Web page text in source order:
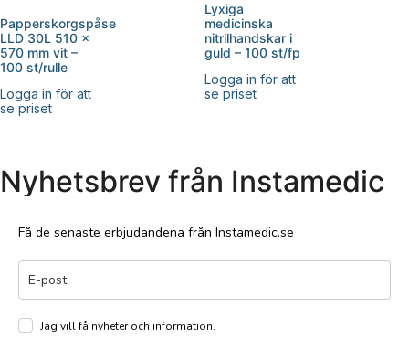
Papperskorgspåse
LLD 30L 510 x
570 mm vit –
100 st/rulle
Logga in för att
se priset
Lyxiga
medicinska
nitrilhandskar i
guld – 100 st/fp
Logga in för att
se priset
Nyhetsbrev från Instamedic
Få de senaste erbjudandena från Instamedic.se
Jag vill få nyheter och information.